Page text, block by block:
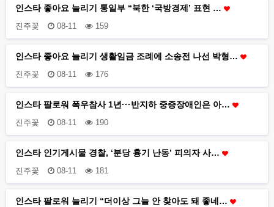
인스타 좋아요 늘리기 통일부 “북한 ‘국방경제’ 표현 …
진주꽃 08-11 159
인스타 좋아요 늘리기 생활임금 조례에 소송전 나선 박형…
진주꽃 08-11 176
인스타 팔로워 폭우참사 1년···반지하 중증장애인은 아…
진주꽃 08-11 190
인스타 인기게시물 경찰, ‘분당 흉기 난동’ 피의자 사…
진주꽃 08-11 181
인스타 팔로워 늘리기 “더이상 그늘 안 찾아도 돼 좋네…